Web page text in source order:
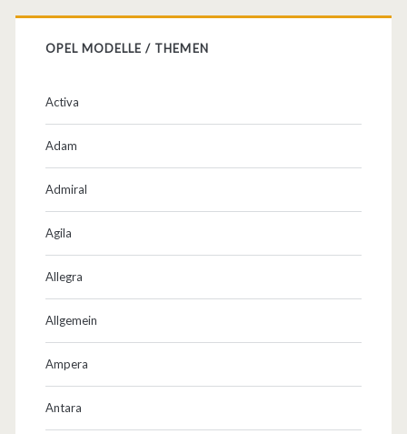
OPEL MODELLE / THEMEN
Activa
Adam
Admiral
Agila
Allegra
Allgemein
Ampera
Antara